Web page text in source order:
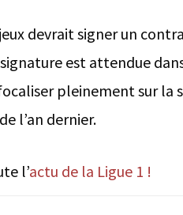
devrait signer un
est attendue
pleinement sur la
l’an dernier.
l’actu de la Ligue 1 !